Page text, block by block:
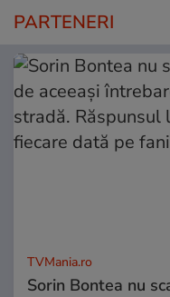
PARTENERI
TVMania.ro
Sorin Bontea nu